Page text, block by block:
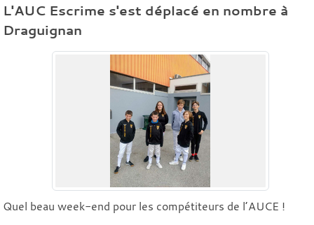
L'AUC Escrime s'est déplacé en nombre à
Draguignan
Quel beau week-end pour les compétiteurs de l’AUCE !